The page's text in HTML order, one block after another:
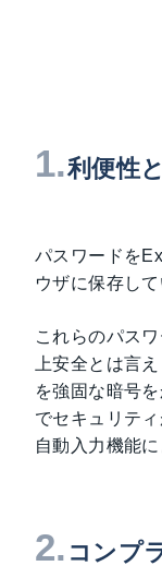
1.利便性
パスワードを
ウザに保存し
これらのパス
上安全とは言
を強固な暗号
でセキュリテ
自動入力機能
2. コンプ